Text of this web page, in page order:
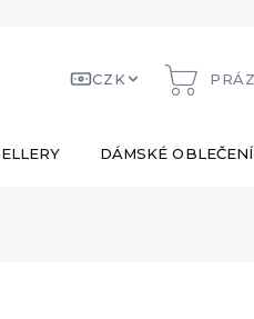
CZK
DÁMSKÉ OBLEČENÍ